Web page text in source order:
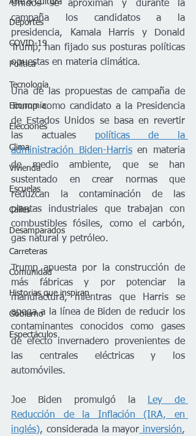
Arte & Cultura
Deportes
COVID-19
Política
Tecnología
Economía
Elecciones
Clima
Vivienda
Escuelas
Calles
Desamparados
Carreteras
Comunidad
Historias que inspiran
Gobierno
Espectáculos
Unidos se aproximan y durante la
campaña los candidatos a la
presidencia, Kamala Harris y Donald
Trump, han fijado sus posturas políticas
opuestas en materia climática.
Una de las propuestas de campaña de
Trump como candidato a la Presidencia
de Estados Unidos se basa en revertir
las actuales políticas de la
administración Biden-Harris en materia
de medio ambiente, que se han
sustentado en crear normas que
reduzcan la contaminación de las
plantas industriales que trabajan con
combustibles fósiles, como el carbón,
gas natural y petróleo.
Trump apuesta por la construcción de
más fábricas y por potenciar la
manufactura, mientras que Harris se
apega a la línea de Biden de reducir los
contaminantes conocidos como gases
de efecto invernadero provenientes de
las centrales eléctricas y los
automóviles.
Joe Biden promulgó la Ley de
Reducción de la Inflación (IRA, en
inglés), considerada la mayor inversión,